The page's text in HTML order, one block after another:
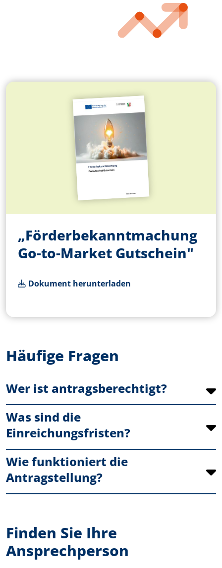
„Förderbekanntmachung
Go-to-Market Gutschein"
Dokument herunterladen
Häufige Fragen
Wer ist antragsberechtigt?
Was sind die
Einreichungsfristen?
Wie funktioniert die
Antragstellung?
Finden Sie Ihre
Ansprechperson